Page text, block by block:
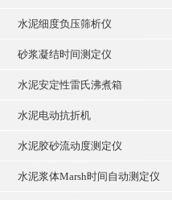
水泥细度负压筛析仪
砂浆凝结时间测定仪
水泥安定性雷氏沸煮箱
水泥电动抗折机
水泥胶砂流动度测定仪
水泥浆体Marsh时间自动测定仪